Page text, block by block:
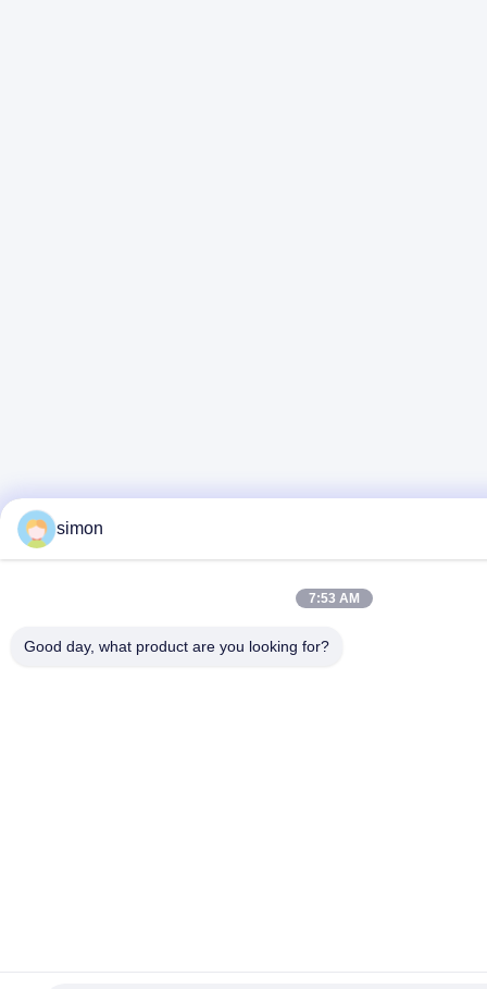
simon
7:53 AM
Good day, what product are you looking for?